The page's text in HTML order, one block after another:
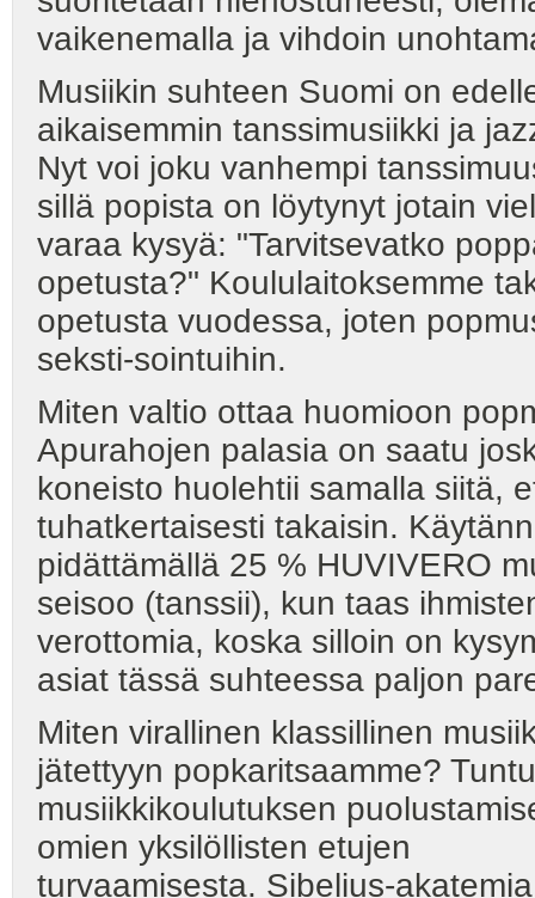
vaikenemalla ja vihdoin
Musiikin suhteen Suomi on
aikaisemmin tanssimusiikki ja
Nyt voi joku vanhempi
sillä popista on löytynyt jotain
varaa kysyä: "Tarvitsevatko
opetusta?" Koululaitoksemme
opetusta vuodessa, joten
seksti-sointuihin.
Miten valtio ottaa huomioon
Apurahojen palasia on saatu
koneisto huolehtii samalla siitä,
tuhatkertaisesti takaisin.
pidättämällä 25 % HUVIVERO
seisoo (tanssii), kun taas
verottomia, koska silloin on
asiat tässä suhteessa paljon
Miten virallinen klassillinen
jätettyyn popkaritsaamme?
musiikkikoulutuksen
omien yksilöllisten etujen
turvaamisesta. Sibelius-